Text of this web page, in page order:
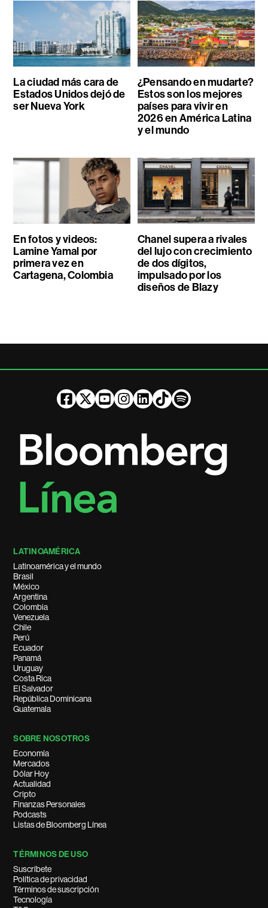
La ciudad más cara de
Estados Unidos dejó de
ser Nueva York
¿Pensando en mudarte?
Estos son los mejores
países para vivir en
2026 en América Latina
y el mundo
En fotos y videos:
Lamine Yamal por
primera vez en
Cartagena, Colombia
Chanel supera a rivales
del lujo con crecimiento
de dos dígitos,
impulsado por los
diseños de Blazy
LATINOAMÉRICA
Latinoamérica y el mundo
Brasil
México
Argentina
Colombia
Venezuela
Chile
Perú
Ecuador
Panamá
Uruguay
Costa Rica
El Salvador
República Dominicana
Guatemala
SOBRE NOSOTROS
Economía
Mercados
Dólar Hoy
Actualidad
Cripto
Finanzas Personales
Podcasts
Listas de Bloomberg Línea
TÉRMINOS DE USO
Suscríbete
Política de privacidad
Términos de suscripción
Tecnología